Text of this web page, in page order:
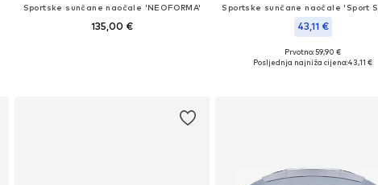
Sportske sunčane naočale 'NEOFORMA'
135,00 € 43,11 €
Dostupne veličine: Einheitsgröße
Prvotno: 59,90 €
Posljednja najniža cijena:43,11 €